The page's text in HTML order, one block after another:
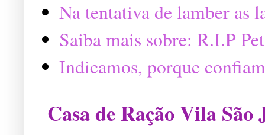
Na tentativa de lamber as
Saiba mais sobre: R.I.P
Indicamos, porque
Casa de Ração Vila São